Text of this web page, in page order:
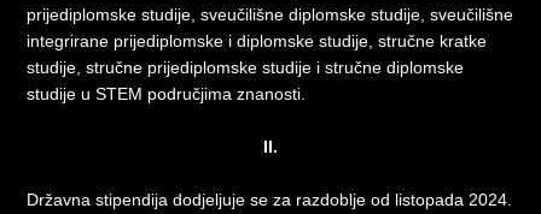
prijediplomske studije, sveučilišne diplomske studije, sveučilišne
integrirane prijediplomske i diplomske studije, stručne kratke
studije, stručne prijediplomske studije i stručne diplomske
studije u STEM područjima znanosti.
II.
Državna stipendija dodjeljuje se za razdoblje od listopada 2024.